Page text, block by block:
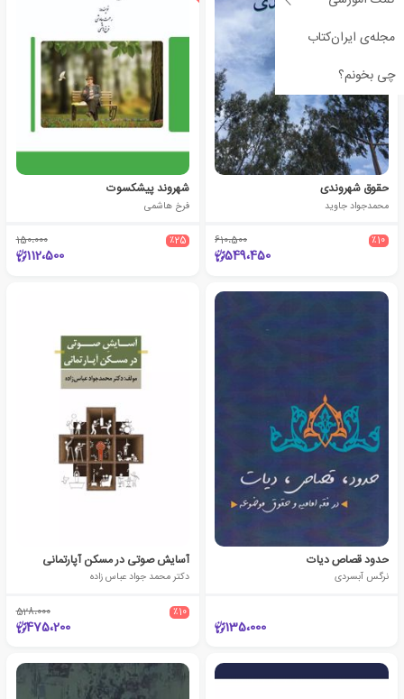
مجله‌ی ایران‌کتاب
چی بخونم؟
حقوق شهروندی
محمدجواد جاوید
٪10 610،500
549،450
شهروند پیشکسوت
فرخ هاشمی
٪25 150،000
112،500
حدود قصاص دیات
نرگس آبسردی
135،000
آسایش صوتی در مسکن آپارتمانی
دکتر محمد جواد عباس زاده
٪10 528،000
475،200